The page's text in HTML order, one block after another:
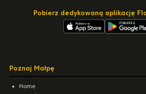
Pobierz dedykowaną aplikację
Poznaj Małpę
Home